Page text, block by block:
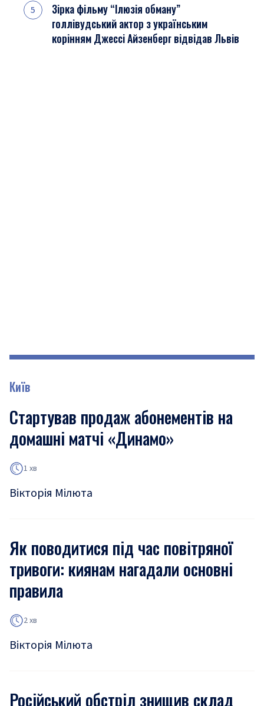
Зірка фільму “Ілюзія обману”
голлівудський актор з українським
корінням Джессі Айзенберг відвідав Львів
Київ
Стартував продаж абонементів на
домашні матчі «Динамо»
1 хв
Вікторія Мілюта
Як поводитися під час повітряної
тривоги: киянам нагадали основні
правила
2 хв
Вікторія Мілюта
Російський обстріл знищив склад